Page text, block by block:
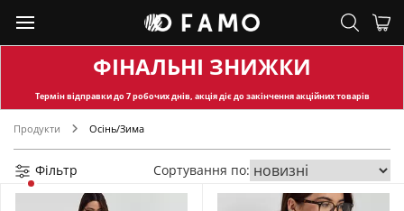
ФІНАЛЬНІ ЗНИЖКИ
Термін відправкидо 7 робочих днів, акція діє до закінчення акційних товарів
Продукти Осінь/Зима
Фільтр Сортування по: